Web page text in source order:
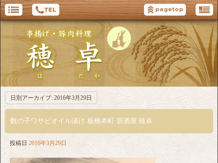
日別アーカイブ: 2016年3月29日
数の子ワサビオイル漬け 板橋本町 居酒屋 穂卓
投稿日 2016年3月29日